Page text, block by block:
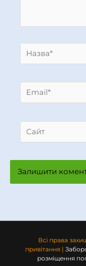
Всі права
привітання |
розміщення